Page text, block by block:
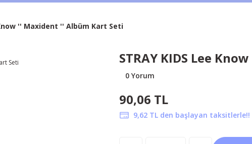
'' Maxident '' Albüm Kart Seti
STRAY KIDS Lee
0 Yorum
90,06 TL
9,62 TL den başlayan taksitlerle!!